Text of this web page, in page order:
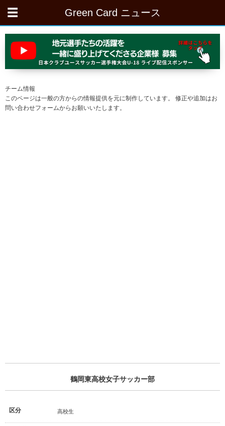
Green Card ニュース
チーム情報
このページは一般の方からの情報提供を元に制作しています。 修正や追加はお
問い合わせフォームからお願いいたします。
鶴岡東高校女子サッカー部
区分 高校生